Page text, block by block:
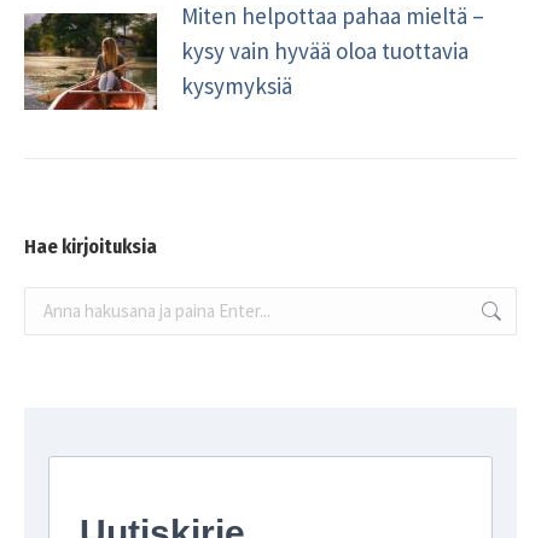
Miten helpottaa pahaa mieltä –
kysy vain hyvää oloa tuottavia
kysymyksiä
Hae kirjoituksia
Search: